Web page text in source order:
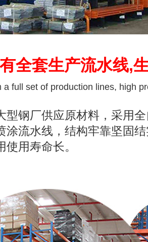
全套生产流水线,
a full set of production lines, high
型钢厂供应原材料，采用
涂流水线，结构牢靠坚固
用寿命长。